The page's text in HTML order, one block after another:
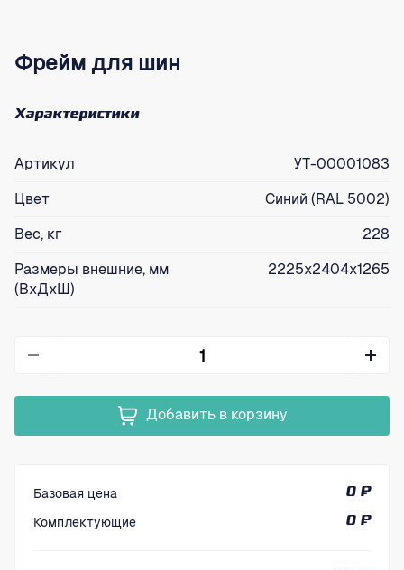
Фрейм для шин
Характеристики
Артикул УТ-00001083
Цвет Синий (RAL 5002)
Вес, кг 228
Размеры внешние, мм
(ВхДхШ)
2225х2404х1265
Добавить в корзину
Базовая цена
0 ₽
Комплектующие
0 ₽